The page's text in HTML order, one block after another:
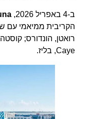
Luna
הקריבית ממיאמי עם
Caye, בליז.